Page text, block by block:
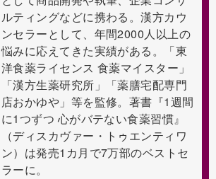
ルティングなどに携わる。漢方カウ
ンセラーとして、年間2000人以上の
悩みに応えてきた実績がある。「東
洋食薬ライセンス 食薬マイスター」
「漢方生薬研究所」「薬膳宅配専門
店おかゆや」等を監修。著書『1週間
に1つずつ 心がバテない食薬習慣』
（ディスカヴァー・トゥエンティワ
ン）は発売1カ月で7万部のベストセ
ラーに。